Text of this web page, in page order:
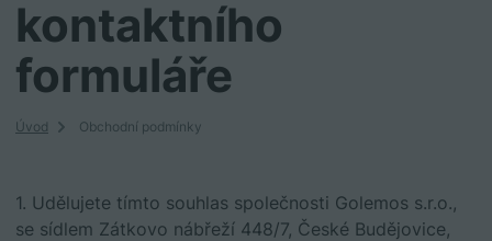
kontaktního
formuláře
Úvod Obchodní podmínky
1. Udělujete tímto souhlas společnosti Golemos s.r.o.,
se sídlem Zátkovo nábřeží 448/7, České Budějovice,